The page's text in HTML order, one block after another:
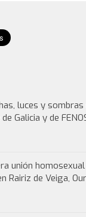
luces y
Galicia y de
unión
Rairiz de Veiga,